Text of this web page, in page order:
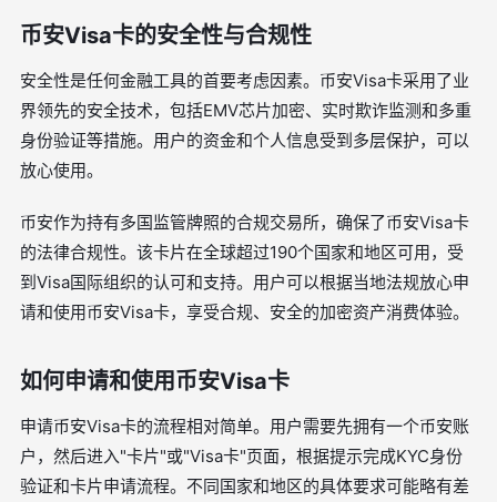
币安Visa卡的安全性与合规性
安全性是任何金融工具的首要考虑因素。币安Visa卡采用了业
界领先的安全技术，包括EMV芯片加密、实时欺诈监测和多重
身份验证等措施。用户的资金和个人信息受到多层保护，可以
放心使用。
币安作为持有多国监管牌照的合规交易所，确保了币安Visa卡
的法律合规性。该卡片在全球超过190个国家和地区可用，受
到Visa国际组织的认可和支持。用户可以根据当地法规放心申
请和使用币安Visa卡，享受合规、安全的加密资产消费体验。
如何申请和使用币安Visa卡
申请币安Visa卡的流程相对简单。用户需要先拥有一个币安账
户，然后进入"卡片"或"Visa卡"页面，根据提示完成KYC身份
验证和卡片申请流程。不同国家和地区的具体要求可能略有差